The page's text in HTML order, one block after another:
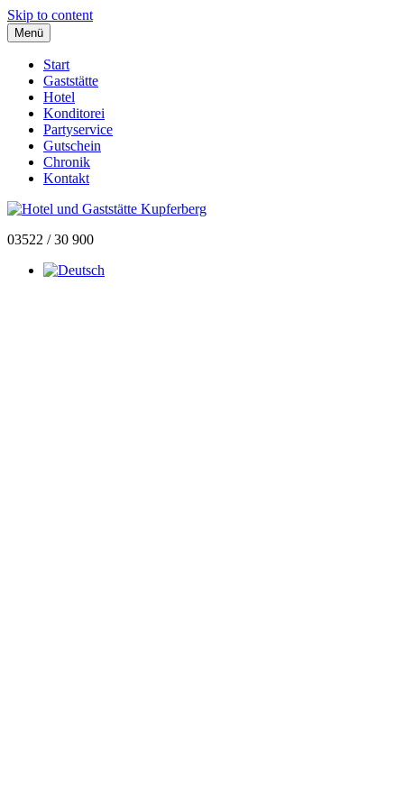
Skip to content
Menü
Start
Gaststätte
Hotel
Konditorei
Partyservice
Gutschein
Chronik
Kontakt
03522 / 30 900